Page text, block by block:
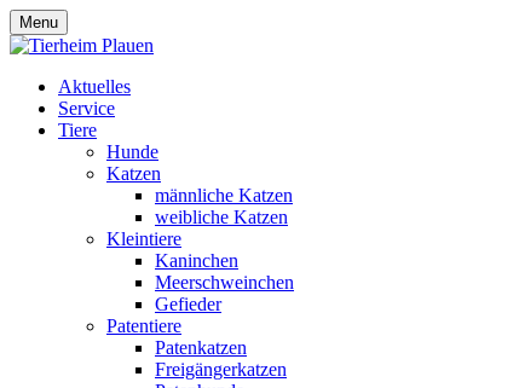
Menu
Aktuelles
Service
Tiere
Hunde
Katzen
männliche Katzen
weibliche Katzen
Kleintiere
Kaninchen
Meerschweinchen
Gefieder
Patentiere
Patenkatzen
Freigängerkatzen